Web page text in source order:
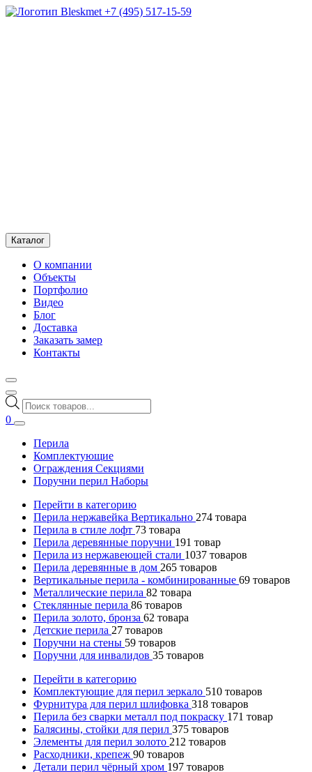
+7 (495) 517-15-59
Каталог
О компании
Объекты
Портфолио
Видео
Блог
Доставка
Заказать замер
Контакты
Поиск
товаров
0
Перила
Комплектующие
Ограждения Секциями
Поручни перил Наборы
Перейти в категорию
Перила нержавейка Вертикально 274 товара
Перила в стиле лофт 73 товара
Перила деревянные поручни 191 товар
Перила из нержавеющей стали 1037 товаров
Перила деревянные в дом 265 товаров
Вертикальные перила - комбинированные 69 товаров
Металлические перила 82 товара
Стеклянные перила 86 товаров
Перила золото, бронза 62 товара
Детские перила 27 товаров
Поручни на стены 59 товаров
Поручни для инвалидов 35 товаров
Перейти в категорию
Комплектующие для перил зеркало 510 товаров
Фурнитура для перил шлифовка 318 товаров
Перила без сварки металл под покраску 171 товар
Балясины, стойки для перил 375 товаров
Элементы для перил золото 212 товаров
Расходники, крепеж 90 товаров
Детали перил чёрный хром 197 товаров